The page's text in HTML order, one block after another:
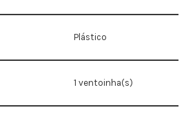
Plástico
1 ventoinha(s)